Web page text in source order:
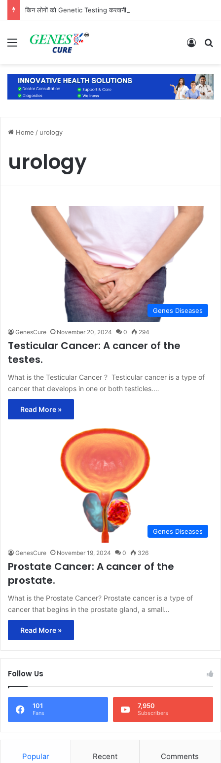
Menu Log In
Home / urology
urology
Genes Diseases
GenesCure November 20, 2024 0 294
Testicular Cancer: A cancer of the
testes.
What is the Testicular Cancer ? Testicular cancer is a type of
cancer that develops in one or both testicles.…
Read More »
Genes Diseases
GenesCure November 19, 2024 0 326
Prostate Cancer: A cancer of the
prostate.
What is the Prostate Cancer? Prostate cancer is a type of
cancer that begins in the prostate gland, a small…
Read More »
Follow Us
101
Fans
7,950
Subscribers
Popular Recent Comments